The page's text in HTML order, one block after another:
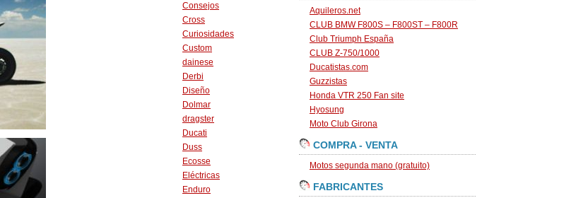
Consejos
Cross
Curiosidades
Custom
dainese
Derbi
Diseño
Dolmar
dragster
Ducati
Duss
Ecosse
Eléctricas
Enduro
Aquileros.net
CLUB BMW F800S – F800ST – F800R
Club Triumph España
CLUB Z-750/1000
Ducatistas.com
Guzzistas
Honda VTR 250 Fan site
Hyosung
Moto Club Girona
COMPRA - VENTA
Motos segunda mano (gratuito)
FABRICANTES